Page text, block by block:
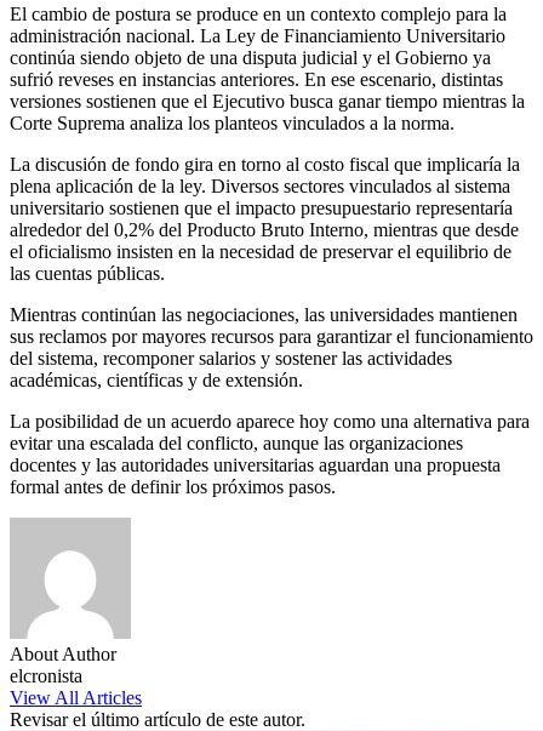
El cambio de postura se produce en un contexto complejo para la
administración nacional. La Ley de Financiamiento Universitario
continúa siendo objeto de una disputa judicial y el Gobierno ya
sufrió reveses en instancias anteriores. En ese escenario, distintas
versiones sostienen que el Ejecutivo busca ganar tiempo mientras la
Corte Suprema analiza los planteos vinculados a la norma.
La discusión de fondo gira en torno al costo fiscal que implicaría la
plena aplicación de la ley. Diversos sectores vinculados al sistema
universitario sostienen que el impacto presupuestario representaría
alrededor del 0,2% del Producto Bruto Interno, mientras que desde
el oficialismo insisten en la necesidad de preservar el equilibrio de
las cuentas públicas.
Mientras continúan las negociaciones, las universidades mantienen
sus reclamos por mayores recursos para garantizar el funcionamiento
del sistema, recomponer salarios y sostener las actividades
académicas, científicas y de extensión.
La posibilidad de un acuerdo aparece hoy como una alternativa para
evitar una escalada del conflicto, aunque las organizaciones
docentes y las autoridades universitarias aguardan una propuesta
formal antes de definir los próximos pasos.
About Author
elcronista
View All Articles
Revisar el último artículo de este autor.